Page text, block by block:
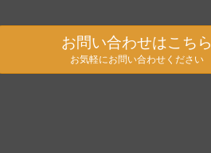
お問い合わせはこちら
お気軽にお問い合わせください